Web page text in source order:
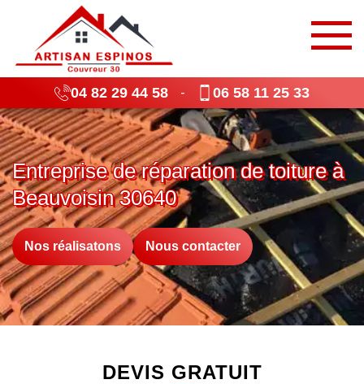
04 82 29 44 58 - 06 58 11 25 33
Entreprise de réparation de toiture à
Beauvoisin 30640
Nos réalisatons Nous contacter
DEVIS GRATUIT